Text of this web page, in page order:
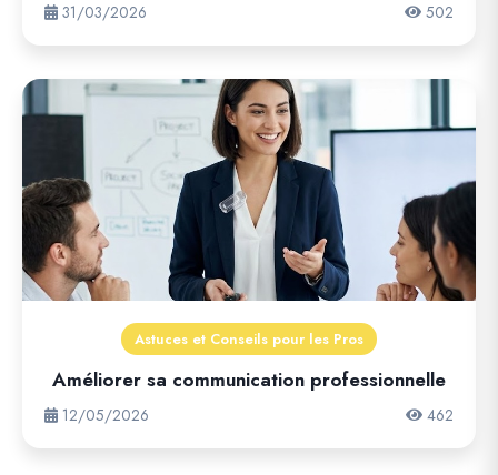
31/03/2026 502
Astuces et Conseils pour les Pros
Améliorer sa communication professionnelle
12/05/2026 462